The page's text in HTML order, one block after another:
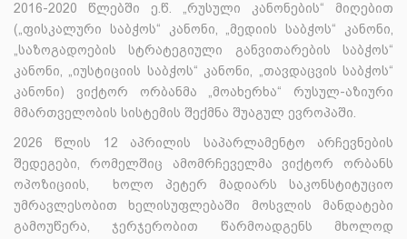
2016-2020 წლებში ე.წ. „რუსული კანონების“ მიღებით
(„ფისკალური საბჭოს“ კანონი, „მედიის საბჭოს“ კანონი,
„საზოგადოების სტრატეგიული განვითარების საბჭოს“
კანონი, „იუსტიციის საბჭოს“ კანონი, „თავდაცვის საბჭოს“
კანონი) ვიქტორ ორბანმა „მოახერხა“ რუსულ-აზიური
მმართველობის სისტემის შექმნა შუაგულ ევროპაში.
2026 წლის 12 აპრილის საპარლამენტო არჩევნების
შედეგები, რომელშიც ამომრჩეველმა ვიქტორ ორბანს
ოპოზიციის, ხოლო პეტერ მადიარს საკონსტიტუციო
უმრავლესობით ხელისუფლებაში მოსვლის მანდატები
გამოუწერა, ჯერჯერობით წარმოადგენს მხოლოდ